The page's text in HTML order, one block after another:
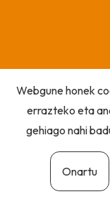
Webgune honek
errazteko eta
gehiago nahi
Onartu